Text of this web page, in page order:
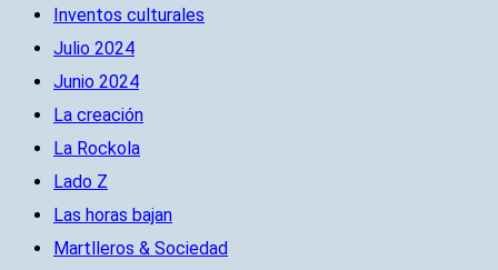
Inventos culturales
Julio 2024
Junio 2024
La creación
La Rockola
Lado Z
Las horas bajan
Martlleros & Sociedad